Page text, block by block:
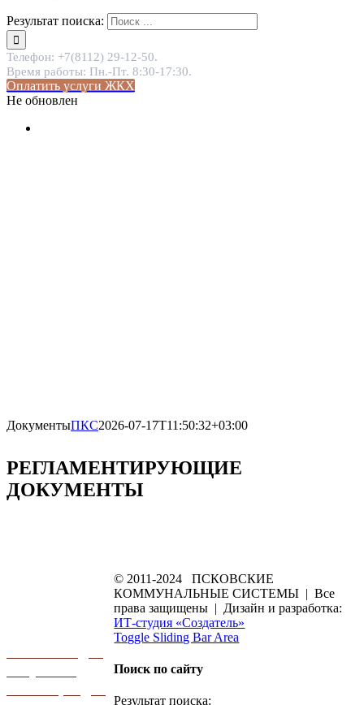
Результат поиска:
Телефон: +7(8112) 29-12-50.
Время работы: Пн.-Пт. 8:30-17:30.
Оплатить услуги ЖКХ
Не обновлен
ДокументыПКС2026-07-17T11:50:32+03:00
РЕГЛАМЕНТИРУЮЩИЕ
ДОКУМЕНТЫ
© 2011-2024 ПСКОВСКИЕ
КОММУНАЛЬНЫЕ СИСТЕМЫ | Все
права защищены | Дизайн и разработка:
ИТ-студия «Создатель»
Toggle Sliding Bar Area
Поиск по сайту
Результат поиска: